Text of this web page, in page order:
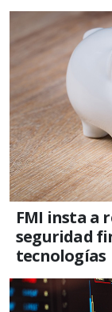
FMI insta a
seguridad
tecnologías